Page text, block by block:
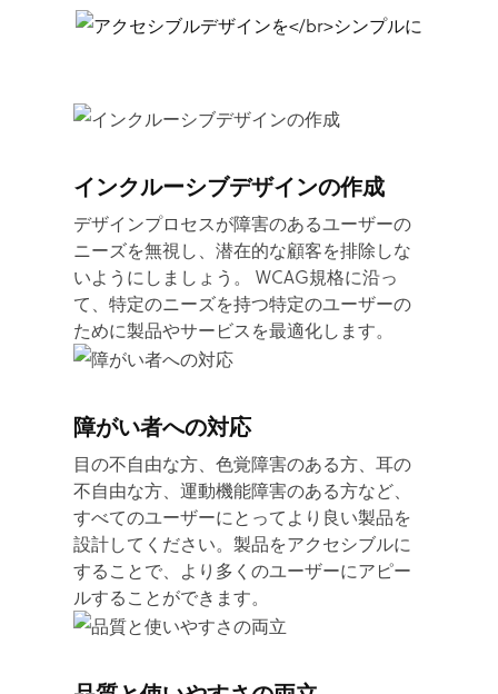
インクルーシブデザインの作成
デザインプロセスが障害のあるユーザーの
ニーズを無視し、潜在的な顧客を排除しな
いようにしましょう。 WCAG規格に沿っ
て、特定のニーズを持つ特定のユーザーの
ために製品やサービスを最適化します。
障がい者への対応
目の不自由な方、色覚障害のある方、耳の
不自由な方、運動機能障害のある方など、
すべてのユーザーにとってより良い製品を
設計してください。製品をアクセシブルに
することで、より多くのユーザーにアピー
ルすることができます。